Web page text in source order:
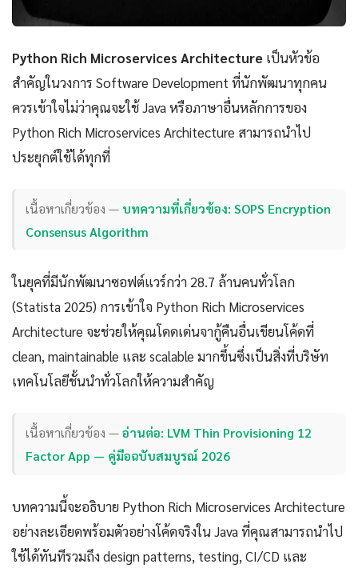
Python Rich Microservices Architecture เป็นหัวข้อ
สำคัญในวงการ Software Development ที่นักพัฒนาทุกคน
ควรเข้าใจไม่ว่าคุณจะใช้ Java หรือภาษาอื่นหลักการของ
Python Rich Microservices Architecture สามารถนำไป
ประยุกต์ใช้ได้ทุกที่
เนื้อหาเกี่ยวข้อง — บทความที่เกี่ยวข้อง: SOPS Encryption
Consensus Algorithm
ในยุคที่มีนักพัฒนาซอฟต์แวร์กว่า 28.7 ล้านคนทั่วโลก
(Statista 2025) การเข้าใจ Python Rich Microservices
Architecture จะช่วยให้คุณโดดเด่นจากู้คืนอื่นเขียนโค้ดที่
clean, maintainable และ scalable มากขึ้นซึ่งเป็นสิ่งที่บริษัท
เทคโนโลยีชั้นนำทั่วโลกให้ความสำคัญ
เนื้อหาเกี่ยวข้อง —อ่านต่อ: LVM Thin Provisioning 12
Factor App — คู่มือฉบับสมบูรณ์ 2026
บทความนี้จะอธิบาย Python Rich Microservices Architecture
อย่างละเอียดพร้อมตัวอย่างโค้ดจริงใน Java ที่คุณสามารถนำไป
ใช้ได้ทันทีรวมถึง design patterns, testing, CI/CD และ